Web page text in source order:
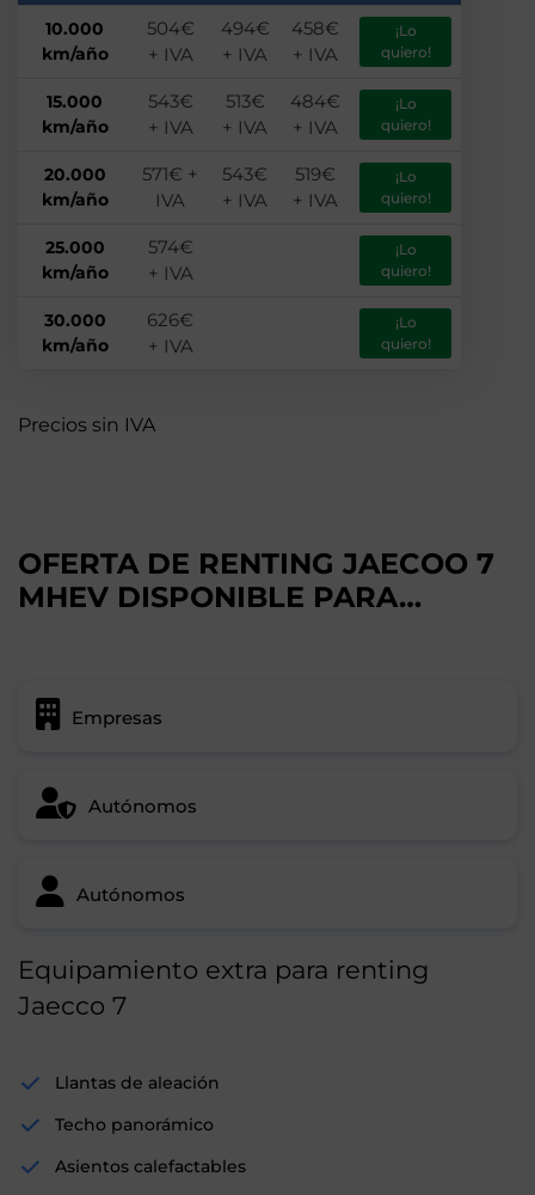
10.000
km/año
504€
+ IVA
494€
+ IVA
458€
+ IVA
¡Lo
quiero!
15.000
km/año
543€
+ IVA
513€
+ IVA
484€
+ IVA
¡Lo
quiero!
20.000
km/año
571€ +
IVA
543€
+ IVA
519€
+ IVA
¡Lo
quiero!
25.000
km/año
574€
+ IVA
¡Lo
quiero!
30.000
km/año
626€
+ IVA
¡Lo
quiero!
Precios sin IVA
OFERTA DE RENTING JAECOO 7
MHEV DISPONIBLE PARA…
Empresas
Autónomos
Autónomos
Equipamiento extra para renting
Jaecco 7
Llantas de aleación
Techo panorámico
Asientos calefactables